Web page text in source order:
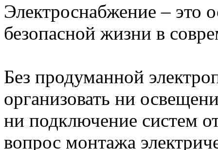
Электроснабжение – это
безопасной жизни в
Без продуманной
организовать ни
ни подключение систем
вопрос монтажа